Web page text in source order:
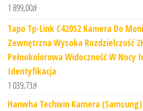
1 899,00zł
Tapo Tp-Link C420S2 Kamera Do
Zewnętrzna Wysoka Rozdzielczość
Pełnokolorowa Widoczność W
Identyfikacja
1 039,73zł
Hanwha Techwin Kamera (Samsung)